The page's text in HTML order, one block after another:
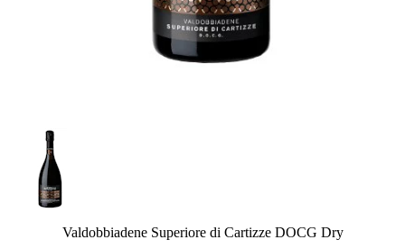
Valdobbiadene Superiore di Cartizze DOCG Dry